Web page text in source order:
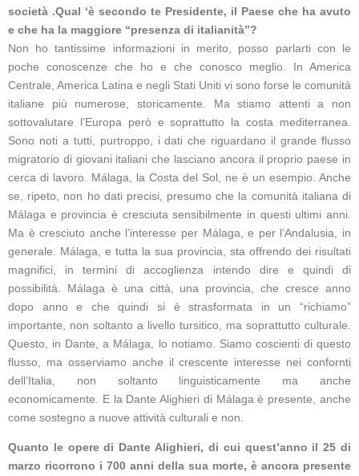
società .Qual ‘è secondo te Presidente, il Paese che ha avuto
e che ha la maggiore “presenza di italianità”?
Non ho tantissime informazioni in merito, posso parlarti con le
poche conoscenze che ho e che conosco meglio. In America
Centrale, America Latina e negli Stati Uniti vi sono forse le comunità
italiane più numerose, storicamente. Ma stiamo attenti a non
sottovalutare l’Europa però e soprattutto la costa mediterranea.
Sono noti a tutti, purtroppo, i dati che riguardano il grande flusso
migratorio di giovani italiani che lasciano ancora il proprio paese in
cerca di lavoro. Málaga, la Costa del Sol, ne è un esempio. Anche
se, ripeto, non ho dati precisi, presumo che la comunità italiana di
Málaga e provincia è cresciuta sensibilmente in questi ultimi anni.
Ma è cresciuto anche l’interesse per Málaga, e per l’Andalusia, in
generale. Málaga, e tutta la sua provincia, sta offrendo dei risultati
magnifici, in termini di accoglienza intendo dire e quindi di
possibilità. Málaga è una città, una provincia, che cresce anno
dopo anno e che quindi si è strasformata in un “richiamo”
importante, non soltanto a livello tursitico, ma soprattutto culturale.
Questo, in Dante, a Málaga, lo notiamo. Siamo coscienti di questo
flusso, ma osserviamo anche il crescente interesse nei confornti
dell’Italia, non soltanto linguisticamente ma anche
economicamente. E la Dante Alighieri di Málaga è presente, anche
come sostegno a nuove attività culturali e non.
Quanto le opere di Dante Alighieri, di cui quest’anno il 25 di
marzo ricorrono i 700 anni della sua morte, è ancora presente